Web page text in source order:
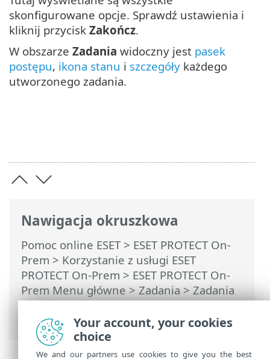
Nawigacja okruszkowa
Pomoc online ESET> ESET PROTECT On-
Prem > Korzystanie z usługi ESET
PROTECT On-Prem > ESET PROTECT On-
Prem Menu główne>Zadania>Zadania
serwera> Usuwanie komputerów
nienawiązujących połączenia
skonfigurowane opcje. Sprawdź ustawienia i
kliknij przycisk Zakończ.
W obszarze Zadania widoczny jest pasek
postępu, ikona stanu i szczegóły każdego
utworzonego zadania.
Your account, your cookies
choice
We and our partners use cookies to give you the best